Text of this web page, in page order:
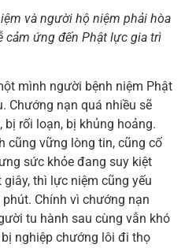
và người hộ niệm phải hòa
cảm ứng đến Phật lực gia trì
mình người bệnh niệm Phật
Chướng nạn quá nhiều sẽ
bị rối loạn, bị khủng hoảng.
cũng vững lòng tin, cũng cố
sức khỏe đang suy kiệt
thì lực niệm cũng yếu
Chính vì chướng nạn
tu hành sau cùng vẫn khó
nghiệp chướng lôi đi thọ